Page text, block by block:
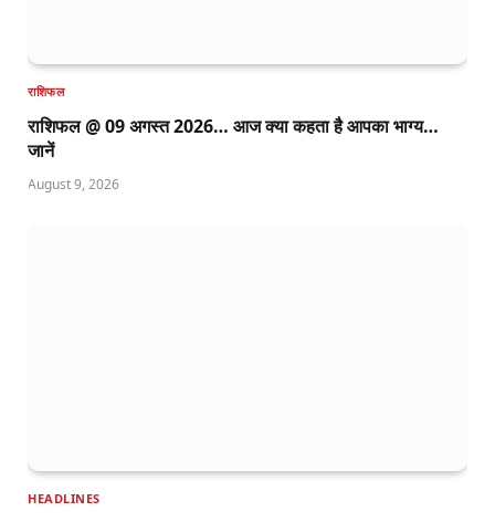
राशिफल
राशिफल @ 09 अगस्त 2026… आज क्या कहता है आपका भाग्य…
जानें
August 9, 2026
HEADLINES